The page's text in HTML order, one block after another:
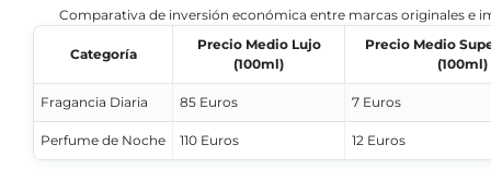
Comparativa de inversión económica entre marcas originales e
Categoría
Precio Medio Lujo
(100ml)
Precio Medio
(100ml)
Fragancia Diaria 85 Euros 7 Euros
Perfume de Noche 110 Euros 12 Euros